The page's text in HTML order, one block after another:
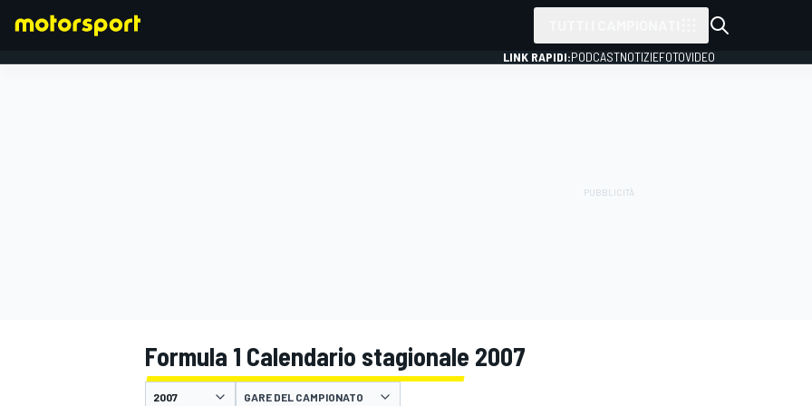
LINK RAPIDI:PODCASTNOTIZIEFOTOVIDEO
Formula 1 Calendario stagionale 2007
GARE DEL CAMPIONATO